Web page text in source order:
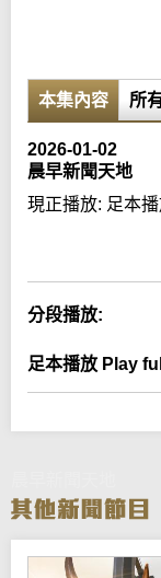
本集內容 所
2026-01-02
晨早新聞天地
現正播放: 足本
分段播放:
足本播放 Play